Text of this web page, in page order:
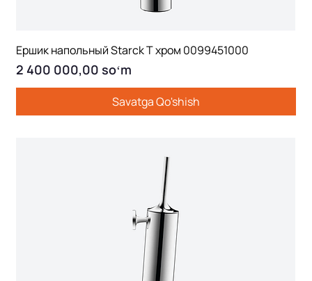
Ершик напольный Starck T хром 0099451000
Price
2 400 000,00 soʻm
Savatga Qo'shish